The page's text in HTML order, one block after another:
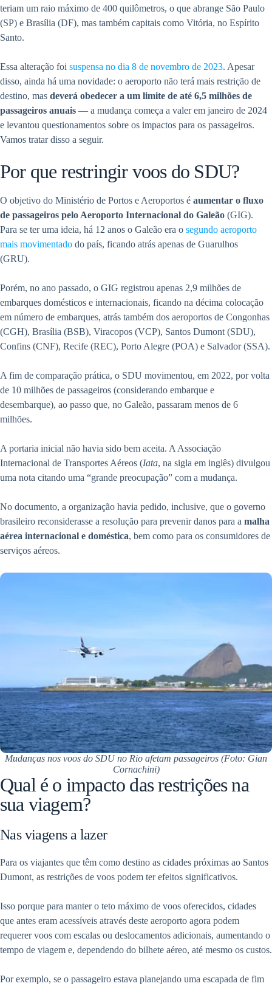
teriam um raio máximo de 400 quilômetros, o que abrange São Paulo
(SP) e Brasília (DF), mas também capitais como Vitória, no Espírito
Santo.
Essa alteração foi suspensa no dia 8 de novembro de 2023. Apesar
disso, ainda há uma novidade: o aeroporto não terá mais restrição de
destino, mas deverá obedecer a um limite de até 6,5 milhões de
passageiros anuais — a mudança começa a valer em janeiro de 2024
e levantou questionamentos sobre os impactos para os passageiros.
Vamos tratar disso a seguir.
Por que restringir voos do SDU?
O objetivo do Ministério de Portos e Aeroportos é aumentar o fluxo
de passageiros pelo Aeroporto Internacional do Galeão (GIG).
Para se ter uma ideia, há 12 anos o Galeão era o segundo aeroporto
mais movimentado do país, ficando atrás apenas de Guarulhos
(GRU).
Porém, no ano passado, o GIG registrou apenas 2,9 milhões de
embarques domésticos e internacionais, ficando na décima colocação
em número de embarques, atrás também dos aeroportos de Congonhas
(CGH), Brasília (BSB), Viracopos (VCP), Santos Dumont (SDU),
Confins (CNF), Recife (REC), Porto Alegre (POA) e Salvador (SSA).
A fim de comparação prática, o SDU movimentou, em 2022, por volta
de 10 milhões de passageiros (considerando embarque e
desembarque), ao passo que, no Galeão, passaram menos de 6
milhões.
A portaria inicial não havia sido bem aceita. A Associação
Internacional de Transportes Aéreos (Iata, na sigla em inglês) divulgou
uma nota citando uma “grande preocupação” com a mudança.
No documento, a organização havia pedido, inclusive, que o governo
brasileiro reconsiderasse a resolução para prevenir danos para a malha
aérea internacional e doméstica, bem como para os consumidores de
serviços aéreos.
Mudanças nos voos do SDU no Rio afetam passageiros (Foto: Gian
Cornachini)
Qual é o impacto das restrições na
sua viagem?
Nas viagens a lazer
Para os viajantes que têm como destino as cidades próximas ao Santos
Dumont, as restrições de voos podem ter efeitos significativos.
Isso porque para manter o teto máximo de voos oferecidos, cidades
que antes eram acessíveis através deste aeroporto agora podem
requerer voos com escalas ou deslocamentos adicionais, aumentando o
tempo de viagem e, dependendo do bilhete aéreo, até mesmo os custos.
Por exemplo, se o passageiro estava planejando uma escapada de fim